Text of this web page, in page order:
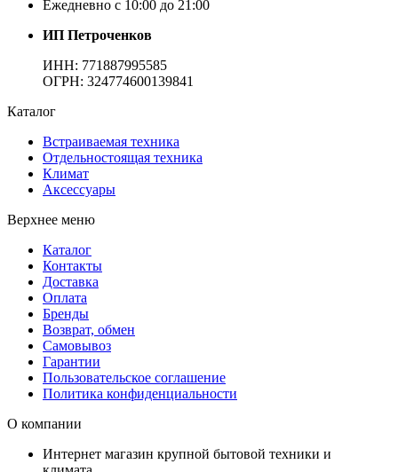
Ежедневно с 10:00 до 21:00
ИП Петроченков
ИНН: 771887995585
ОГРН: 324774600139841
Каталог
Встраиваемая техника
Отдельностоящая техника
Климат
Аксессуары
Верхнее меню
Каталог
Контакты
Доставка
Оплата
Бренды
Возврат, обмен
Самовывоз
Гарантии
Пользовательское соглашение
Политика конфиденциальности
О компании
Интернет магазин крупной бытовой техники и